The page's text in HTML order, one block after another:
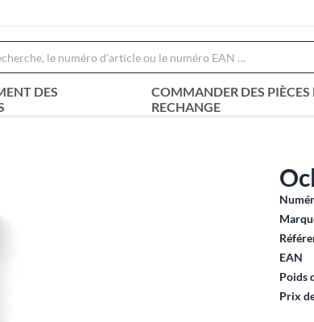
DES
COMMANDER DES PIÈCES
RECHANGE
EAN
Poids
Prix